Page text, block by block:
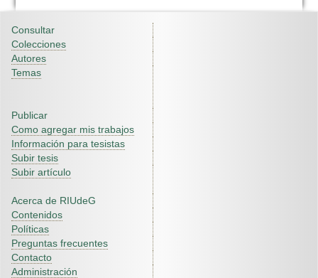
Consultar
Colecciones
Autores
Temas
Publicar
Como agregar mis trabajos
Información para tesistas
Subir tesis
Subir artículo
Acerca de RIUdeG
Contenidos
Políticas
Preguntas frecuentes
Contacto
Administración